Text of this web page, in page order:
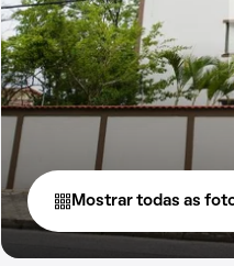
Mostrar todas as